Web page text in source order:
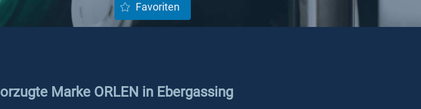
Favoriten
Marke ORLEN in Ebergassing